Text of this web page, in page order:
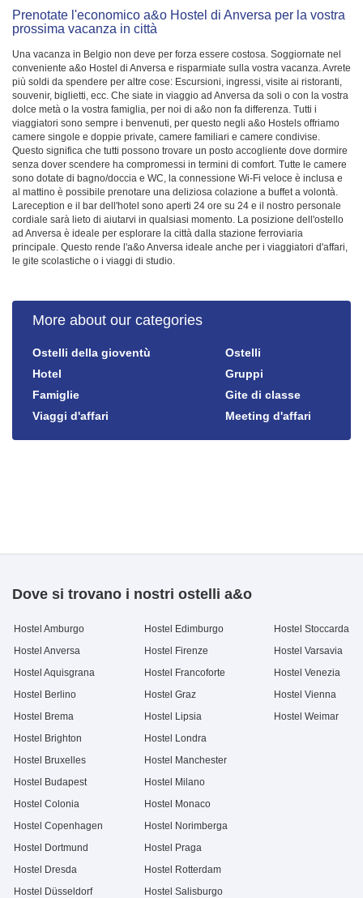
Prenotate l'economico a&o Hostel di Anversa per la vostra
prossima vacanza in città
Una vacanza in Belgio non deve per forza essere costosa. Soggiornate nel
conveniente a&o Hostel di Anversa e risparmiate sulla vostra vacanza. Avrete
più soldi da spendere per altre cose: Escursioni, ingressi, visite ai ristoranti,
souvenir, biglietti, ecc. Che siate in viaggio ad Anversa da soli o con la vostra
dolce metà o la vostra famiglia, per noi di a&o non fa differenza. Tutti i
viaggiatori sono sempre i benvenuti, per questo negli a&o Hostels offriamo
camere singole e doppie private, camere familiari e camere condivise.
Questo significa che tutti possono trovare un posto accogliente dove dormire
senza dover scendere ha compromessi in termini di comfort. Tutte le camere
sono dotate di bagno/doccia e WC, la connessione Wi-Fi veloce è inclusa e
al mattino è possibile prenotare una deliziosa colazione a buffet a volontà.
Lareception e il bar dell'hotel sono aperti 24 ore su 24 e il nostro personale
cordiale sarà lieto di aiutarvi in qualsiasi momento. La posizione dell'ostello
ad Anversa è ideale per esplorare la città dalla stazione ferroviaria
principale. Questo rende l'a&o Anversa ideale anche per i viaggiatori d'affari,
le gite scolastiche o i viaggi di studio.
More about our categories
Ostelli della gioventù
Ostelli
Hotel
Gruppi
Famiglie
Gite di classe
Viaggi d'affari
Meeting d'affari
Dove si trovano i nostri ostelli a&o
Hostel Amburgo
Hostel Anversa
Hostel Aquisgrana
Hostel Berlino
Hostel Brema
Hostel Brighton
Hostel Bruxelles
Hostel Budapest
Hostel Colonia
Hostel Copenhagen
Hostel Dortmund
Hostel Dresda
Hostel Düsseldorf
Hostel Edimburgo
Hostel Firenze
Hostel Francoforte
Hostel Graz
Hostel Lipsia
Hostel Londra
Hostel Manchester
Hostel Milano
Hostel Monaco
Hostel Norimberga
Hostel Praga
Hostel Rotterdam
Hostel Salisburgo
Hostel Stoccarda
Hostel Varsavia
Hostel Venezia
Hostel Vienna
Hostel Weimar